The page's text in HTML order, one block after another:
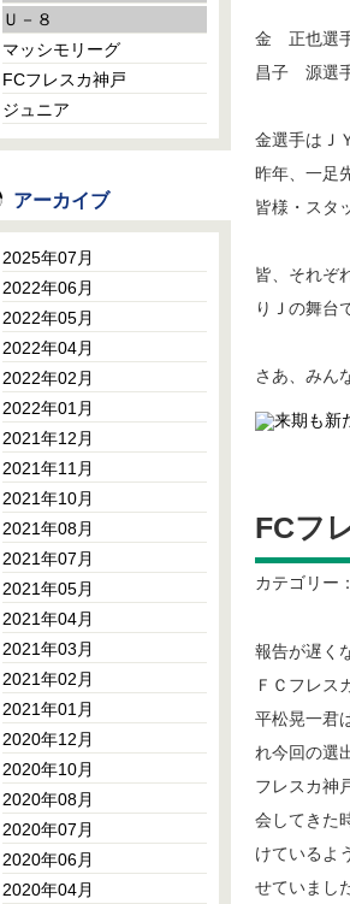
金 正也選
昌子 源選
金選手はＪ
昨年、一足
皆様・スタ
皆、それぞ
りＪの舞台
さあ、みん
FCフ
カテゴリー
報告が遅く
ＦＣフレス
平松晃一君
れ今回の選
フレスカ神
会してきた
けているよ
せていまし
Ｕ－８
マッシモリーグ
FCフレスカ神戸
ジュニア
アーカイブ
2025年07月
2022年06月
2022年05月
2022年04月
2022年02月
2022年01月
2021年12月
2021年11月
2021年10月
2021年08月
2021年07月
2021年05月
2021年04月
2021年03月
2021年02月
2021年01月
2020年12月
2020年10月
2020年08月
2020年07月
2020年06月
2020年04月